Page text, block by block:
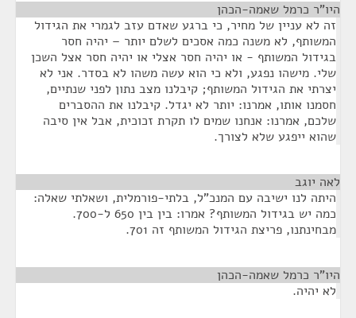
היו"ר כרמל שאמה-הכהן
זה לא עניין של מחיר, כי ברגע שאדם עזב לגמרי את הגידול
המשותף, לא משנה כמה אסכים לשלם יותר – יהיה חסר
בגידול המשותף - או יהיה חסר אצלי או יהיה חסר אצל השכן
שלי. מישהו נפגע, ולא כי הוא עשה משהו לא בסדר. אני לא
יצרתי את הגידול המשותף; קיבלנו מצב נתון לפני שנתיים,
חסמנו אותו, אמרנו: יותר לא יגדל. קיבלנו את ההסברים
שלכם, אמרנו: אנחנו שמים לו תקרת זכוכית, אבל אין סיבה
שהוא ייפגע שלא לצורך.
לאה יוגב
היתה לנו ישיבה עם המנכ"ל, בלתי-פורמלית, ושאלתי שאלה:
כמה יש בגידול המשותף? אמרו: בין בין 650 ל-700.
מבחינתנו, פריצת הגידול המשותף זה 701.
היו"ר כרמל שאמה-הכהן
לא יהיה.